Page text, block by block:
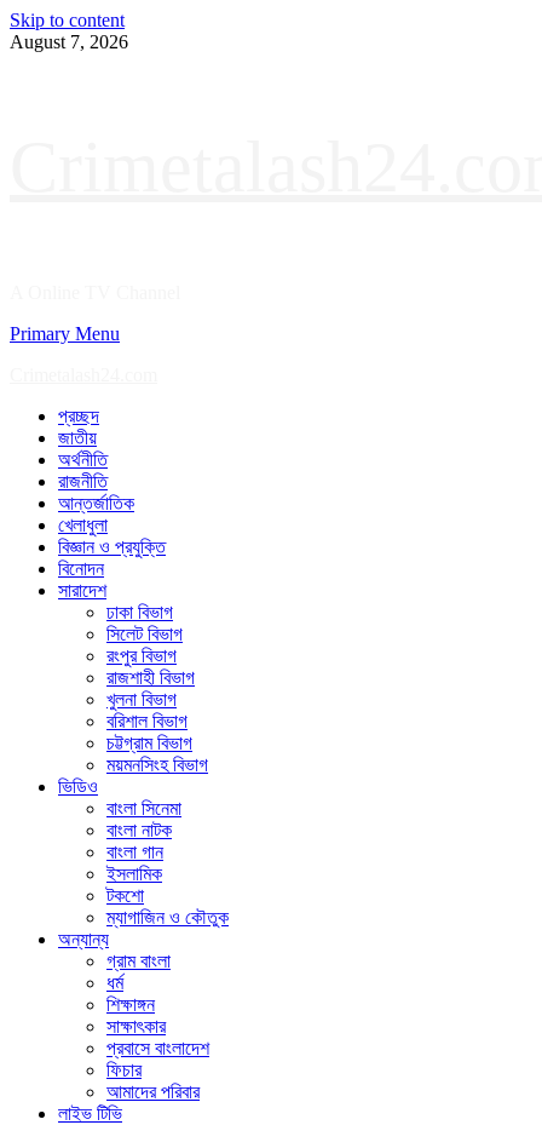
Skip to content
August 7, 2026
Primary Menu
প্রচ্ছদ
জাতীয়
অর্থনীতি
রাজনীতি
আন্তর্জাতিক
খেলাধুলা
বিজ্ঞান ও প্রযুক্তি
বিনোদন
সারাদেশ
ঢাকা বিভাগ
সিলেট বিভাগ
রংপুর বিভাগ
রাজশাহী বিভাগ
খুলনা বিভাগ
বরিশাল বিভাগ
চট্টগ্রাম বিভাগ
ময়মনসিংহ বিভাগ
ভিডিও
বাংলা সিনেমা
বাংলা নাটক
বাংলা গান
ইসলামিক
টকশো
ম্যাগাজিন ও কৌতুক
অন্যান্য
গ্রাম বাংলা
ধর্ম
শিক্ষাঙ্গন
সাক্ষাৎকার
প্রবাসে বাংলাদেশ
ফিচার
আমাদের পরিবার
লাইভ টিভি